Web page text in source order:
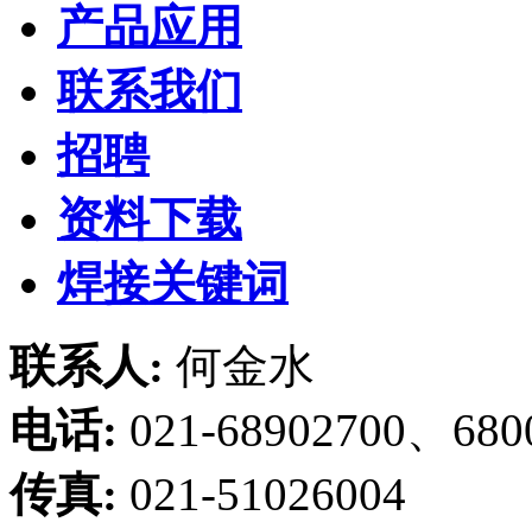
产品应用
联系我们
招聘
资料下载
焊接关键词
联系人: 何金水
电话: 021-68902700、
传真: 021-51026004